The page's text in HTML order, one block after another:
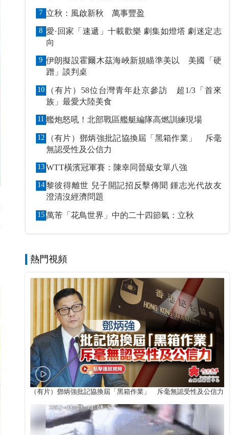
7 立秋：風啟新秋 萬事豐盈
8 愛·回家「速遞」十載歡樂 劇集如燈塔 劇迷定志
向
9 伊朗擬設霍爾木茲海峽新規瞄準美以 美國「硬
蹭」談判桌
10
（有片）58位台灣青年赴京參訪 超1/3「首來
族」最愛大陸美食
11 艦炮怒吼！北部戰區艦艇編隊高燃訓練現場
12
（有片）鄧炳強批記協換屆「黑箱作業」 斥毫
無認受性及公信力
13 WTT橫濱冠軍賽：陳幸同晉級女單八強
14 黎彼得離世 兒子開記招反擊傳聞 鍾志光代故友
澄清沒經濟問題
15 萬芾「花鳥世界」中的二十四節氣：立秋
熱門視頻
（有片）鄧炳強批記協換屆「黑箱作業」 斥毫無認受性及公信力